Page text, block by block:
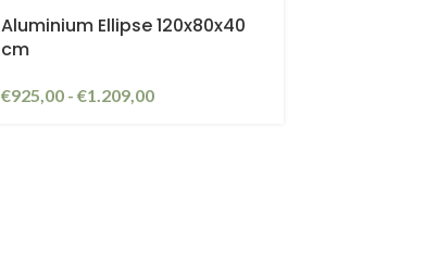
Aluminium Ellipse 120x80x40
cm
€925,00 - €1.209,00